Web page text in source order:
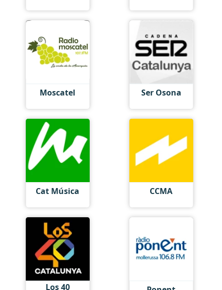
Moscatel Ser Osona
Cat Música CCMA
Los 40